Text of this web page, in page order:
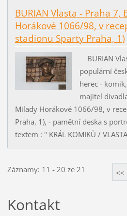
BURIAN Vlasta - Praha
Horákové 1066/98, v
stadionu Sparty Praha, 1)
BURIAN
populární
herec -
majitel
Milady Horákové 1066/98, v
Praha, 1), - pamětní deska s
textem : " KRÁL KOMIKŮ /
Záznamy: 11 - 20 ze 21 <<
Kontakt